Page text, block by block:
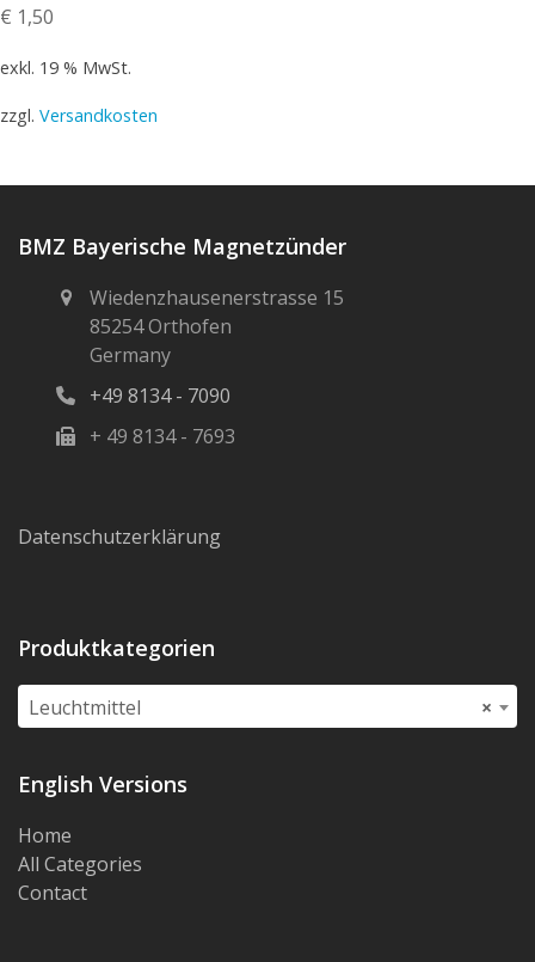
€ 1,50
exkl. 19 % MwSt.
zzgl. Versandkosten
BMZ Bayerische Magnetzünder
Wiedenzhausenerstrasse 15
85254 Orthofen
Germany
+49 8134 - 7090
+ 49 8134 - 7693
Datenschutzerklärung
Produktkategorien
×
Leuchtmittel
English Versions
Home
All Categories
Contact